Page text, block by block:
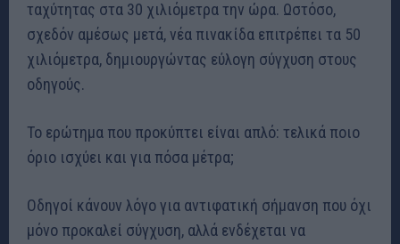
ταχύτητας στα 30 χιλιόμετρα την ώρα. Ωστόσο,
σχεδόν αμέσως μετά, νέα πινακίδα επιτρέπει τα 50
χιλιόμετρα, δημιουργώντας εύλογη σύγχυση στους
οδηγούς.
Το ερώτημα που προκύπτει είναι απλό: τελικά ποιο
όριο ισχύει και για πόσα μέτρα;
Οδηγοί κάνουν λόγο για αντιφατική σήμανση που όχι
μόνο προκαλεί σύγχυση, αλλά ενδέχεται να